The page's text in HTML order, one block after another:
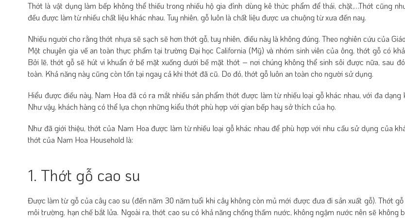
Thớt là vật dụng làm bếp không thể thiếu trong nhiều hộ gia đình dùng kê thức phẩm để thái, chặt,…Thớt cũng
đều được làm từ nhiều chất liệu khác nhau. Tuy nhiên, gỗ luôn là chất liệu được ưa chuộng từ xưa đến nay.
Nhiều người cho rằng thớt nhựa sẽ sạch sẽ hơn thớt gỗ, tuy nhiên, điều này là không đúng. Theo nghiên cứu của
Một chuyên gia về an toàn thực phẩm tại trường Đại học California (Mỹ) và nhóm sinh viên của ông, thớt gỗ có
Bởi lẽ, thớt gỗ sẽ hút vi khuẩn ở bề mặt xuống dưới bề mặt thớt – nơi chúng không thể sinh sôi được nữa, sau
toàn. Khả năng này cũng còn tồn tại ngay cả khi thớt đã cũ. Do đó, thớt gỗ luôn an toàn cho người sử dụng.
Hiểu được điều này, Nam Hoa đã có ra mắt nhiều sản phẩm thớt được làm từ nhiều loại gỗ khác nhau, với đa dạng
Như vậy, khách hàng có thể lựa chọn những kiểu thớt phù hợp với gian bếp hay sở thích của họ.
Như đã giới thiệu, thớt của Nam Hoa được làm từ nhiều loại gỗ khác nhau để phù hợp với nhu cầu sử dụng của
thớt của Nam Hoa Household là:
1. Thớt gỗ cao su
Được làm từ gỗ của cây cao su (đến năm 30 năm tuổi khi cây không còn mủ mới được đưa đi sản xuất gỗ). Thớt gỗ
môi trường, hạn chế bắt lửa. Ngoài ra, thớt cao su có khả năng chống thấm nước, không ngậm nước nên sẽ không